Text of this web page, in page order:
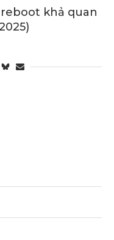
reboot khả quan